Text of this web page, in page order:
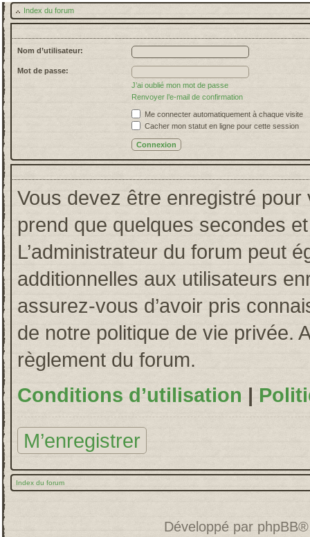
Index du forum
Nom d’utilisateur:
Mot de passe:
J’ai oublié mon mot de passe
Renvoyer l’e-mail de confirmation
Me connecter automatiquement à chaque visite
Cacher mon statut en ligne pour cette session
Vous devez être enregistré pour
prend que quelques secondes
L’administrateur du forum peut
additionnelles aux utilisateurs
assurez-vous d’avoir pris
de notre politique de vie privée.
règlement du forum.
Conditions d’utilisation |
M’enregistrer
Index du forum
Développé par phpBB®